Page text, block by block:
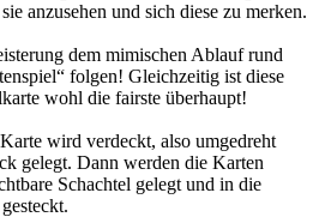
anzusehen und sich diese zu merken.
dem mimischen Ablauf rund
folgen! Gleichzeitig ist diese
wohl die fairste überhaupt!
wird verdeckt, also umgedreht
gelegt. Dann werden die Karten
Schachtel gelegt und in die